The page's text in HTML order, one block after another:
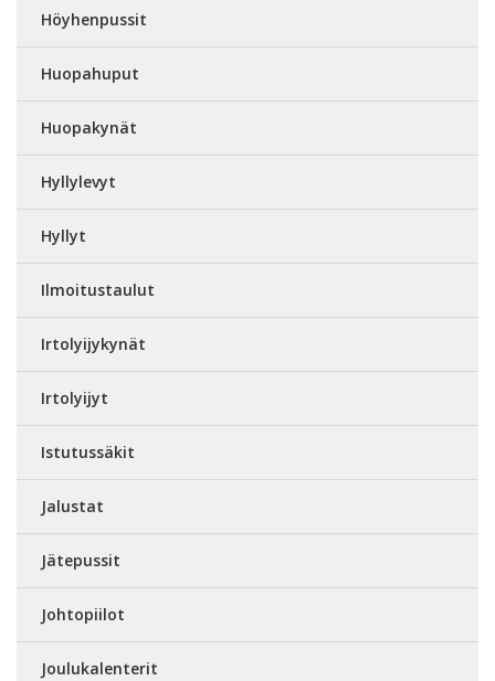
Höyhenpussit
Huopahuput
Huopakynät
Hyllylevyt
Hyllyt
Ilmoitustaulut
Irtolyijykynät
Irtolyijyt
Istutussäkit
Jalustat
Jätepussit
Johtopiilot
Joulukalenterit